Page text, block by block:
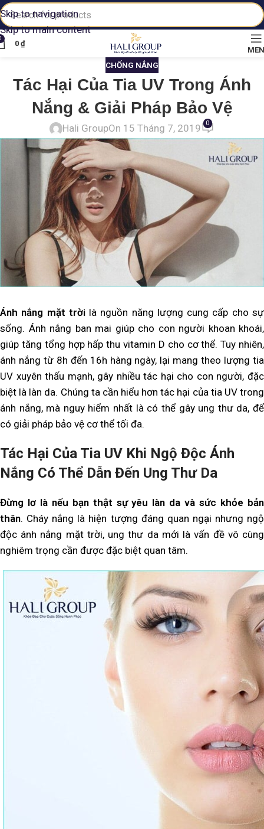
Skip to navigation
Skip to main content
0 ₫
CHỐNG NẮNG
Tác Hại Của Tia UV Trong Ánh
Nắng & Giải Pháp Bảo Vệ
Hali GroupOn 15 Tháng 7, 2019 0
Ánh nắng mặt trờilà nguồn năng lượng cung cấp cho sự
sống. Ánh nắng ban mai giúp cho con người khoan khoái,
giúp tăng tổng hợp hấp thu vitamin D cho cơ thể. Tuy nhiên,
ánh nắng từ 8h đến 16h hàng ngày, lại mang theo lượng tia
UV xuyên thấu mạnh, gây nhiều tác hại cho con người, đặc
biệt là làn da. Chúng ta cần hiểu hơn tác hại của tia UV trong
ánh nắng, mà nguy hiểm nhất là có thể gây ung thư da, để
có giải pháp bảo vệ cơ thể tối đa.
Tác Hại Của Tia UV Khi Ngộ Độc Ánh
Nắng Có Thể Dẫn Đến Ung Thư Da
Đừng lơ là nếu bạn thật sự yêu làn da và sức khỏe bản
thân. Cháy nắng là hiện tượng đáng quan ngại nhưng ngộ
độc ánh nắng mặt trời, ung thư da mới là vấn đề vô cùng
nghiêm trọng cần được đặc biệt quan tâm.